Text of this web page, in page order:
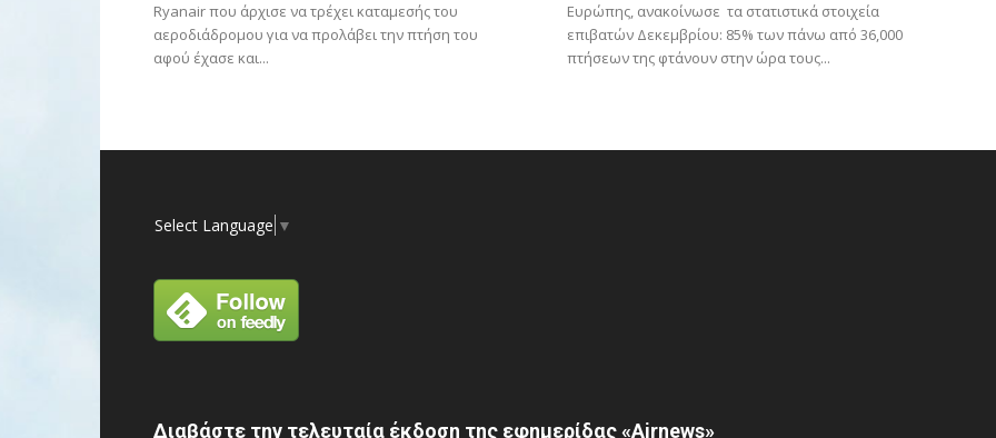
Ryanair που άρχισε να τρέχει καταμεσής του
αεροδιάδρομου για να προλάβει την πτήση του
αφού έχασε και...
Ευρώπης, ανακοίνωσε τα στατιστικά στοιχεία
επιβατών Δεκεμβρίου: 85% των πάνω από 36,000
πτήσεων της φτάνουν στην ώρα τους...
Select Language ▼
Διαβάστε την τελευταία έκδοση της εφημερίδας «Airnews»